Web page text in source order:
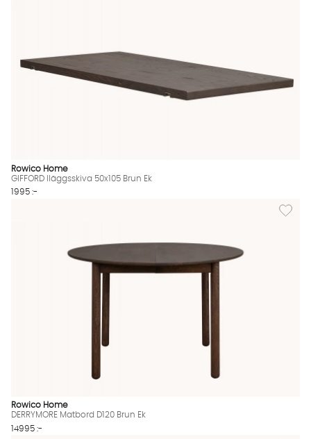
Rowico Home
GIFFORD Iläggsskiva 50x105 Brun Ek
1995 :-
Lägg
Rowico Home
DERRYMORE Matbord D120 Brun Ek
14995 :-